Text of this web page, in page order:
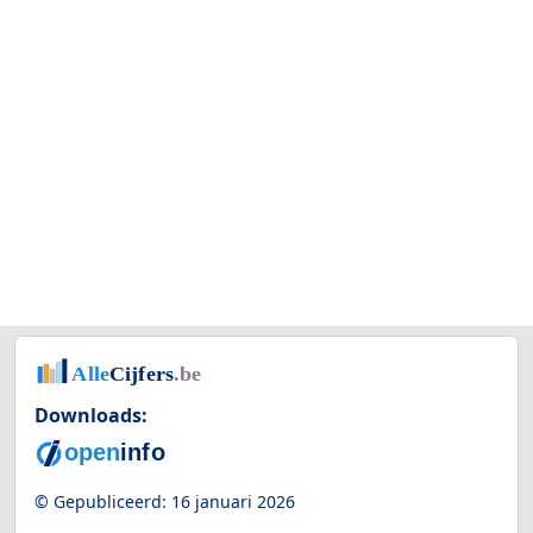
Downloads:
© Gepubliceerd: 16 januari 2026